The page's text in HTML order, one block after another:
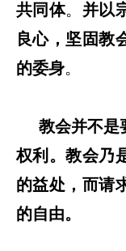
共同体。 并以
良心，坚固教
的委身。
教会并不是
权利。教会乃
的益处，而请
的自由。